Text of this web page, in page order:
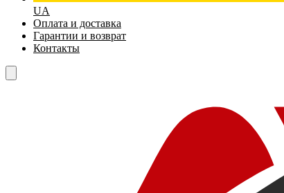
UA
Оплата и доставка
Гарантии и возврат
Контакты